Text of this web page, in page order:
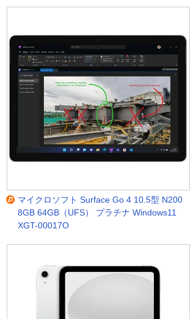
マイクロソフト Surface Go 4 10.5型 N200
8GB 64GB（UFS） プラチナ Windows11
XGT-00017O